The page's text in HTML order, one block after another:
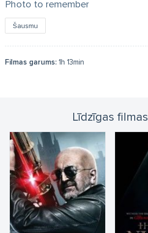
Photo to remember
Šausmu
Filmas garums: 1h 13min
Līdzīgas filmas